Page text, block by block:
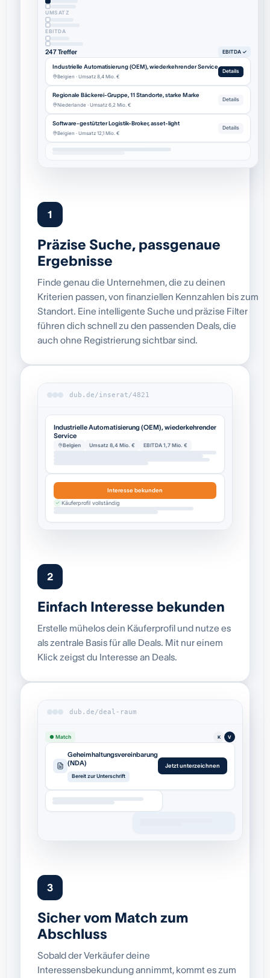
UMSATZ
EBITDA
247 Treffer EBITDA ✓
Industrielle Automatisierung (OEM), wiederkehrender Service
Belgien · Umsatz 8,4 Mio. €
Details
Regionale Bäckerei-Gruppe, 11 Standorte, starke Marke
Niederlande · Umsatz 6,2 Mio. €
Details
Software-gestützter Logistik-Broker, asset-light
Belgien · Umsatz 12,1 Mio. €
Details
1
Präzise Suche, passgenaue
Ergebnisse
Finde genau die Unternehmen, die zu deinen
Kriterien passen, von finanziellen Kennzahlen bis zum
Standort. Eine intelligente Suche und präzise Filter
führen dich schnell zu den passenden Deals, die
auch ohne Registrierung sichtbar sind.
dub.de/inserat/4821
Industrielle Automatisierung (OEM), wiederkehrender
Service
Belgien Umsatz 8,4 Mio. € EBITDA 1,7 Mio. €
Interesse bekunden
Käuferprofil vollständig
2
Einfach Interesse bekunden
Erstelle mühelos dein Käuferprofil und nutze es
als zentrale Basis für alle Deals. Mit nur einem
Klick zeigst du Interesse an Deals.
dub.de/deal-raum
● Match K V
Geheimhaltungsvereinbarung
(NDA)
Bereit zur Unterschrift
Jetzt unterzeichnen
3
Sicher vom Match zum
Abschluss
Sobald der Verkäufer deine
Interessensbekundung annimmt, kommt es zum